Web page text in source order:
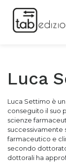
Luca
Luca Settimo è
conseguito il suo
scienze
successivamente
farmaceutico e
secondo
dottorali ha